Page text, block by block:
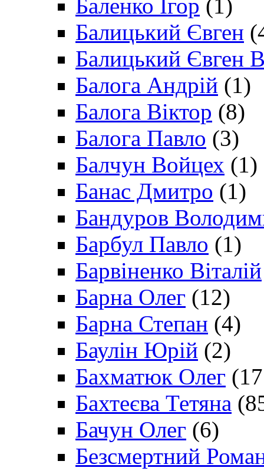
Баленко Ігор (1)
Балицький Євген
Балицький Євген
Балога Андрій (1)
Балога Віктор (8)
Балога Павло (3)
Балчун Войцех (1)
Банас Дмитро (1)
Бандуров
Барбул Павло (1)
Барвіненко Віталій
Барна Олег (12)
Барна Степан (4)
Баулін Юрій (2)
Бахматюк Олег
Бахтеєва Тетяна
Бачун Олег (6)
Безсмертний